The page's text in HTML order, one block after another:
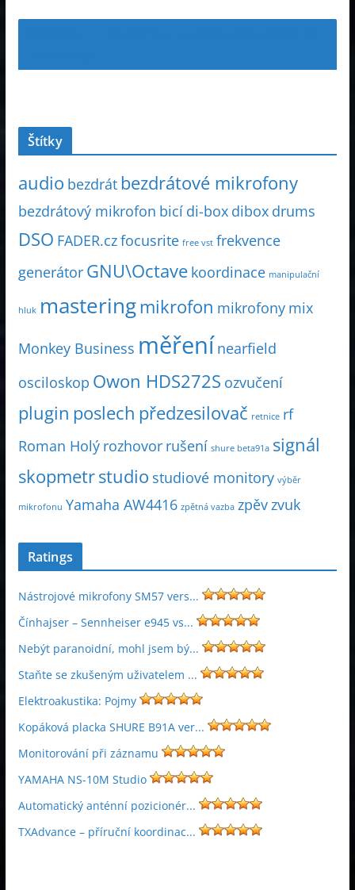
Štítky
audio bezdrát bezdrátové mikrofony
bezdrátový mikrofon bicí di-box dibox drums
DSO FADER.czfocusrite free vst frekvence
generátor GNU\Octave koordinace manipulační
hluk masteringmikrofon mikrofony mix
Monkey Business měření nearfield
osciloskop Owon HDS272S ozvučení
plugin poslech předzesilovač retnice rf
Roman Holý rozhovor rušení shure beta91a signál
skopmetrstudio studiové monitory výběr
mikrofonu Yamaha AW4416 zpětná vazba zpěvzvuk
Ratings
Nástrojové mikrofony SM57 vers...
Čínhajser – Sennheiser e945 vs...
Nebýt paranoidní, mohl jsem bý...
Staňte se zkušeným uživatelem ...
Elektroakustika: Pojmy
Kopáková placka SHURE B91A ver...
Monitorování při záznamu
YAMAHA NS-10M Studio
Automatický anténní pozicionér...
TXAdvance – příruční koordinac...